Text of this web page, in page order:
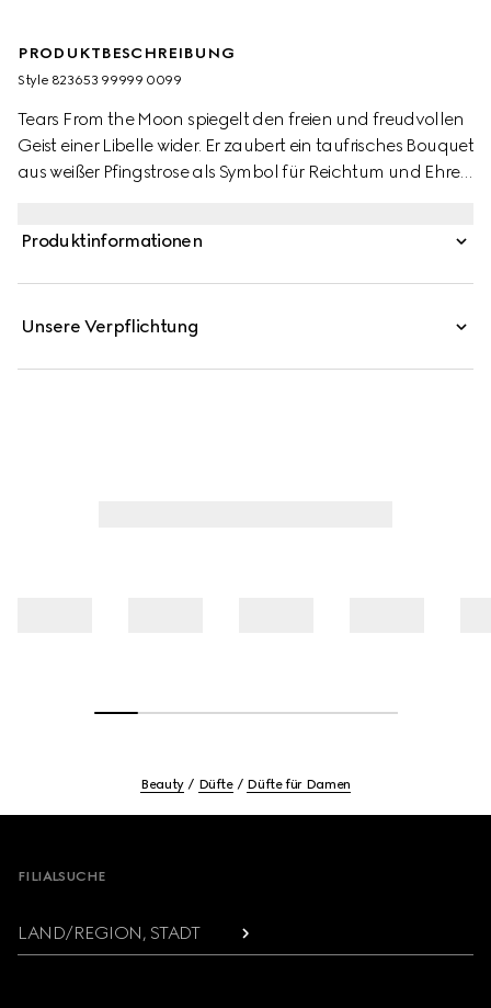
PRODUKTBESCHREIBUNG
Style ‎823653 99999 0099
Tears From the Moon spiegelt den freien und freudvollen
Geist einer Libelle wider. Er zaubert ein taufrisches Bouquet
aus weißer Pfingstrose als Symbol für Reichtum und Ehre,
Produktinformationen
Unsere Verpflichtung
Beauty Düfte Düfte für Damen
FILIALSUCHE
LAND/REGION, STADT